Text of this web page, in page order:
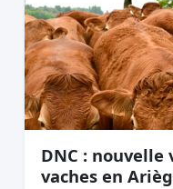
DNC : nouvelle
vaches en